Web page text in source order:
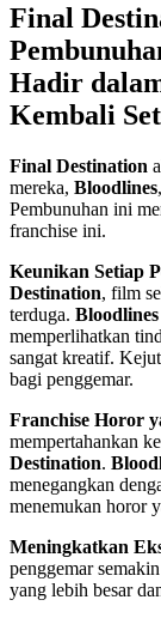
Final
Hadir
Kembali
Final Destination
mereka, Bloodlines
Pembunuhan ini
franchise ini.
Keunikan Setiap
Destination, film
terduga. Bloodlines
memperlihatkan
sangat kreatif.
bagi penggemar.
Franchise Horor
mempertahankan
Destination.
menegangkan
menemukan horor
Meningkatkan
penggemar
yang lebih besar